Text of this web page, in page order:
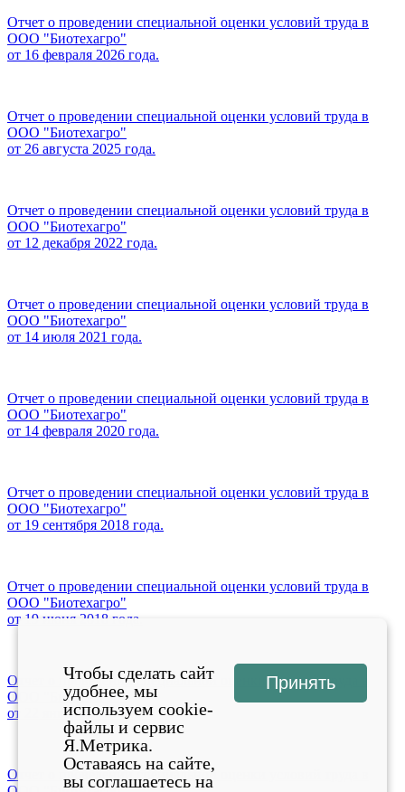
Отчет о проведении специальной оценки условий труда в
ООО "Биотехагро"
от 16 февраля 2026 года.
Отчет о проведении специальной оценки условий труда в
ООО "Биотехагро"
от 26 августа 2025 года.
Отчет о проведении специальной оценки условий труда в
ООО "Биотехагро"
от 12 декабря 2022 года.
Отчет о проведении специальной оценки условий труда в
ООО "Биотехагро"
от 14 июля 2021 года.
Отчет о проведении специальной оценки условий труда в
ООО "Биотехагро"
от 14 февраля 2020 года.
Отчет о проведении специальной оценки условий труда в
ООО "Биотехагро"
от 19 сентября 2018 года.
Отчет о проведении специальной оценки условий труда в
ООО "Биотехагро"
от 19 июня 2018 года.
Отчет о проведении специальной оценки условий труда в
ООО "Биотехагро"
от 22 января 2018 года.
Отчет о проведении специальной оценки условий труда в
Чтобы сделать сайт
удобнее, мы
используем cookie-
файлы и сервис
Я.Метрика.
Оставаясь на сайте,
вы соглашаетесь на
Принять